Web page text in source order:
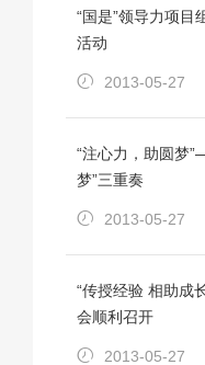
“国是”领导力项目
活动
2013-05-27
“注心力，助圆梦
梦”三重奏
2013-05-27
“传授经验 相助成
会顺利召开
2013-05-27